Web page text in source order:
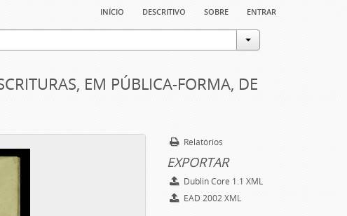
início descritivo sobre entrar
EM PÚBLICA-FORMA, DE
Relatórios
EXPORTAR
Dublin Core 1.1 XML
EAD 2002 XML